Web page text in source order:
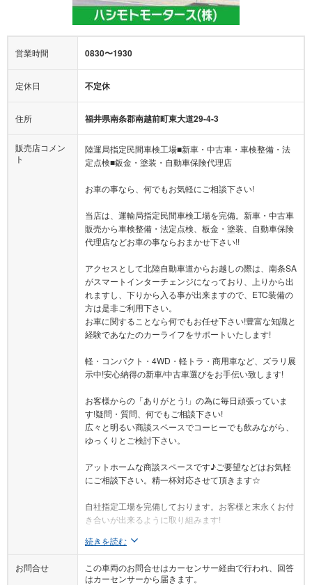
営業時間 0830〜1930
定休日 不定休
住所 福井県南条郡南越前町東大道29-4-3
販売店コメン
ト
陸運局指定民間車検工場■新車・中古車・車検整備・法
定点検■鈑金・塗装・自動車保険代理店
お車の事なら、何でもお気軽にご相談下さい!
当店は、運輸局指定民間車検工場を完備。新車・中古車
販売から車検整備・法定点検、板金・塗装、自動車保険
代理店などお車の事ならおまかせ下さい!!
アクセスとして北陸自動車道からお越しの際は、南条SA
がスマートインターチェンジになっており、上りから出
れますし、下りから入る事が出来ますので、ETC装備の
方は是非ご利用下さい。
お車に関することなら何でもお任せ下さい!豊富な知識と
経験であなたのカーライフをサポートいたします!
軽・コンパクト・4WD・軽トラ・商用車など、ズラリ展
示中!安心納得の新車/中古車選びをお手伝い致します!
お客様からの「ありがとう!」の為に毎日頑張っていま
す!疑問・質問、何でもご相談下さい!
広々と明るい商談スペースでコーヒーでも飲みながら、
ゆっくりとご検討下さい。
アットホームな商談スペースです♪ご要望などはお気軽
にご相談下さい。精一杯対応させて頂きます☆
自社指定工場を完備しております。お客様と末永くお付
き合いが出来るように取り組みます!
続きを読む
お問合せ
この車両のお問合せはカーセンサー経由で行われ、回答
はカーセンサーから届きます。